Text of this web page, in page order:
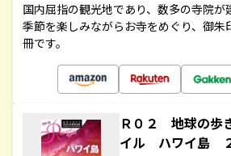
国内屈指の観光地であり、数多の寺院が
季節を楽しみながらお寺をめぐり、御朱
冊です。
Ｒ０２ 地球の歩
イル ハワイ島